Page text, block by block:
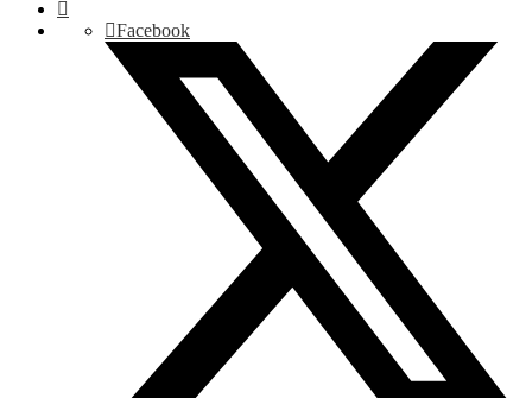
Facebook